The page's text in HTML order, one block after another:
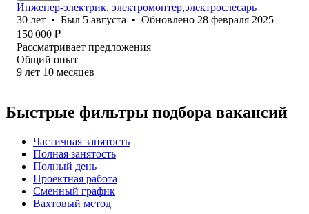
Инженер-электрик, электромонтер,электрослесарь
30 лет • Был 5 августа • Обновлено 28 февраля 2025
150 000 ₽
Рассматривает предложения
Общий опыт
9 лет 10 месяцев
Быстрые фильтры подбора вакансий
Частичная занятость
Полная занятость
Полный день
Проектная работа
Сменный график
Вахтовый метод